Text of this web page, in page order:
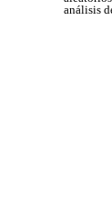
análisis